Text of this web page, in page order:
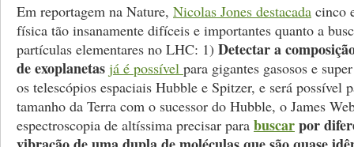
Em reportagem na Nature, Nicolas Jones destacada cinco
física tão insanamente difíceis e importantes quanto a
partículas elementares no LHC: 1) Detectar a
de exoplanetas já é possível para gigantes gasosos e
os telescópios espaciais Hubble e Spitzer, e será possível
tamanho da Terra com o sucessor do Hubble, o James
espectroscopia de altíssima precisar para buscarpor